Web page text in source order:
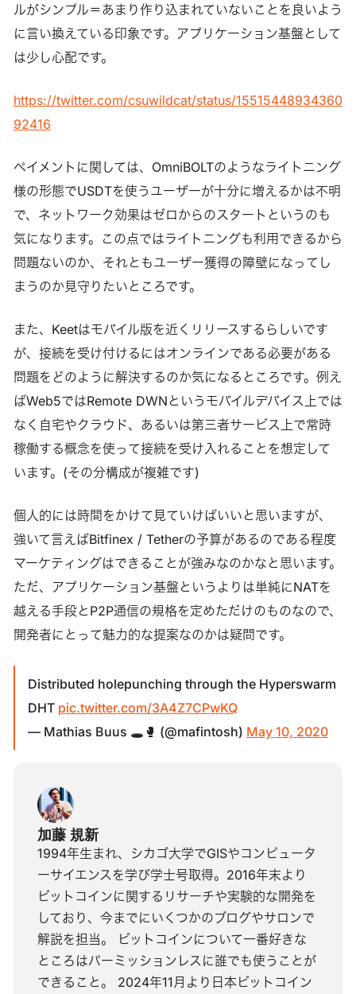
ルがシンプル＝あまり作り込まれていないことを良いよう
に言い換えている印象です。アプリケーション基盤として
は少し心配です。
https://twitter.com/csuwildcat/status/15515448934360
92416
ペイメントに関しては、OmniBOLTのようなライトニング
様の形態でUSDTを使うユーザーが十分に増えるかは不明
で、ネットワーク効果はゼロからのスタートというのも
気になります。この点ではライトニングも利用できるから
問題ないのか、それともユーザー獲得の障壁になってし
まうのか見守りたいところです。
また、Keetはモバイル版を近くリリースするらしいです
が、接続を受け付けるにはオンラインである必要がある
問題をどのように解決するのか気になるところです。例え
ばWeb5ではRemote DWNというモバイルデバイス上では
なく自宅やクラウド、あるいは第三者サービス上で常時
稼働する概念を使って接続を受け入れることを想定して
います。(その分構成が複雑です)
個人的には時間をかけて見ていけばいいと思いますが、
強いて言えばBitfinex / Tetherの予算があるのである程度
マーケティングはできることが強みなのかなと思います。
ただ、アプリケーション基盤というよりは単純にNATを
越える手段とP2P通信の規格を定めただけのものなので、
開発者にとって魅力的な提案なのかは疑問です。
Distributed holepunching through the Hyperswarm
DHT pic.twitter.com/3A4Z7CPwKQ
— Mathias Buus 🕳🥊 (@mafintosh) May 10, 2020
加藤 規新
1994年生まれ、シカゴ大学でGISやコンピュータ
ーサイエンスを学び学士号取得。2016年末より
ビットコインに関するリサーチや実験的な開発を
しており、今までにいくつかのブログやサロンで
解説を担当。 ビットコインについて一番好きな
ところはパーミッションレスに誰でも使うことが
できること。 2024年11月より日本ビットコイン